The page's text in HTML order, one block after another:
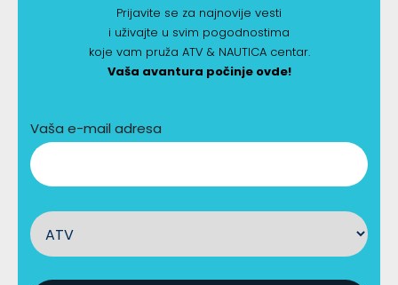
Prijavite se za najnovije vesti
i uživajte u svim pogodnostima
koje vam pruža ATV & NAUTICA centar.
Vaša avantura počinje ovde!
Vaša e-mail adresa